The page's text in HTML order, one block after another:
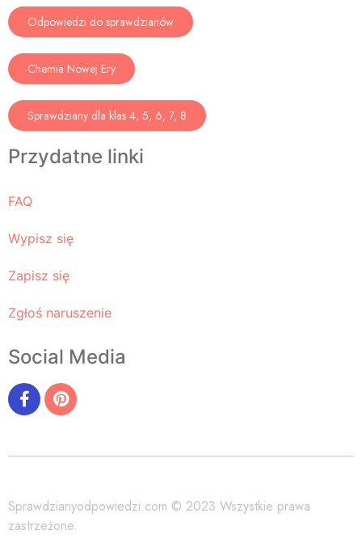
Odpowiedzi do sprawdzianów
Chemia Nowej Ery
Sprawdziany dla klas 4, 5, 6, 7, 8
Przydatne linki
FAQ
Wypisz się
Zapisz się
Zgłoś naruszenie
Social Media
Sprawdzianyodpowiedzi.com © 2023 Wszystkie prawa
zastrzeżone.